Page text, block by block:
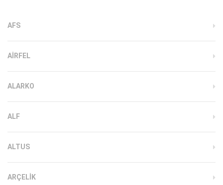
AFS
AIRFEL
ALARKO
ALF
ALTUS
ARÇELIK